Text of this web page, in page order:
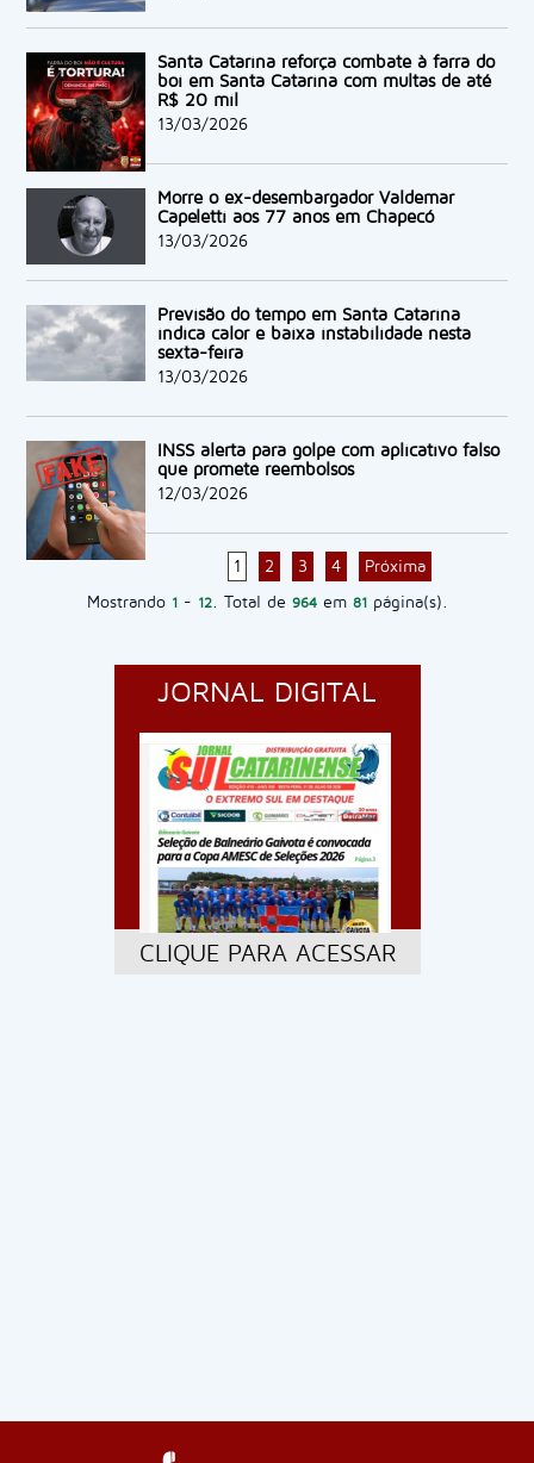
Santa Catarina reforça combate à farra do
boi em Santa Catarina com multas de até
R$ 20 mil
13/03/2026
Morre o ex-desembargador Valdemar
Capeletti aos 77 anos em Chapecó
13/03/2026
Previsão do tempo em Santa Catarina
indica calor e baixa instabilidade nesta
sexta-feira
13/03/2026
INSS alerta para golpe com aplicativo falso
que promete reembolsos
12/03/2026
1 2 3 4
Próxima
Mostrando 1- 12. Total de 964em 81página(s).
JORNAL DIGITAL
CLIQUE PARA ACESSAR